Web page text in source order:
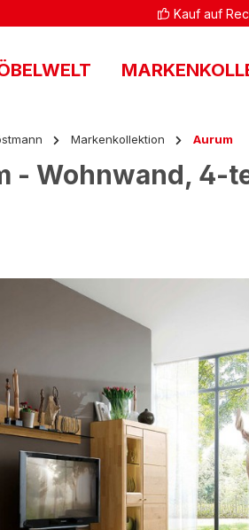
Kauf auf
Markenkollektion Aurum
- Wohnwand, 4-